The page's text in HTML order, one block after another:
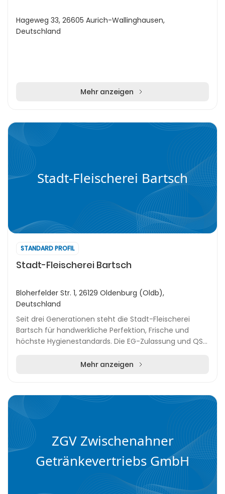
Hageweg 33, 26605 Aurich-Wallinghausen,
Deutschland
Mehr anzeigen
Stadt-Fleischerei Bartsch
STANDARD PROFIL
Stadt-Fleischerei Bartsch
Bloherfelder Str. 1, 26129 Oldenburg (Oldb),
Deutschland
Seit drei Generationen steht die Stadt-Fleischerei
Bartsch für handwerkliche Perfektion, Frische und
höchste Hygienestandards. Die EG-Zulassung und QS-
Mehr anzeigen
ZGV Zwischenahner
Getränkevertriebs GmbH